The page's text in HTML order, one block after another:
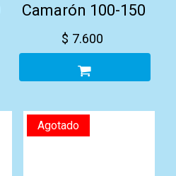
Camarón 100-150
$ 7.600
Agotado